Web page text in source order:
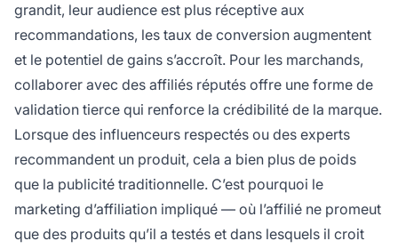
grandit, leur audience est plus réceptive aux
recommandations, les taux de conversion augmentent
et le potentiel de gains s’accroît. Pour les marchands,
collaborer avec des affiliés réputés offre une forme de
validation tierce qui renforce la crédibilité de la marque.
Lorsque des influenceurs respectés ou des experts
recommandent un produit, cela a bien plus de poids
que la publicité traditionnelle. C’est pourquoi le
marketing d’affiliation impliqué — où l’affilié ne promeut
que des produits qu’il a testés et dans lesquels il croit